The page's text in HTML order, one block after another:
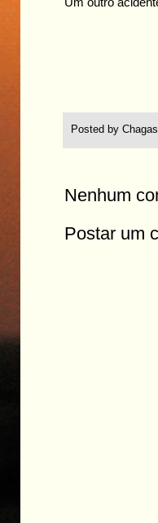
Posted by
Nenhum
Postar um